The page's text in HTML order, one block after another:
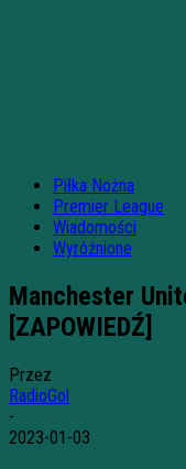
Piłka Nożna
Premier League
Wiadomości
Wyróżnione
Manchester
[ZAPOWIEDŹ]
Przez
RadioGol
-
2023-01-03